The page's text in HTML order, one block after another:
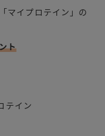
マイプロテイン」の
ト
テイン